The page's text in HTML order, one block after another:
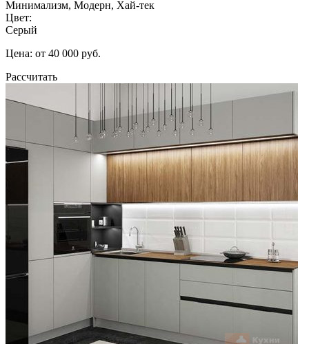
Минимализм, Модерн, Хай-тек
Цвет:
Серый
Цена: от 40 000 руб.
Рассчитать